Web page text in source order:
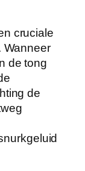
cruciale
Wanneer
de tong
de